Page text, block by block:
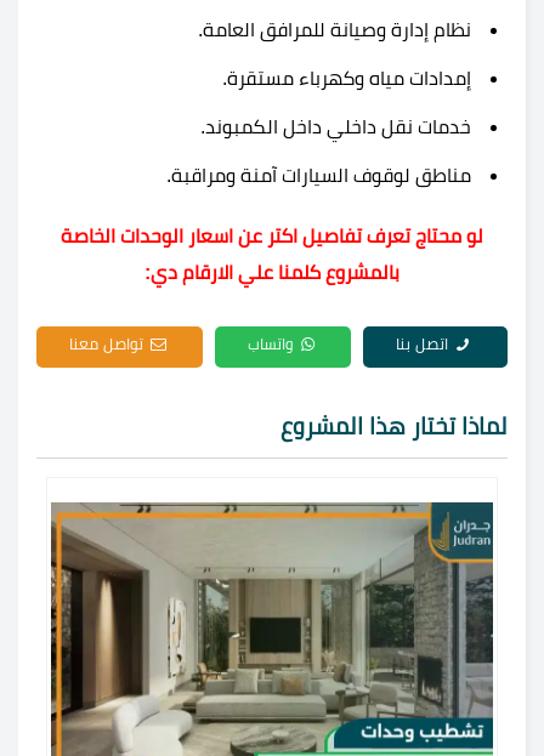
نظام إدارة وصيانة للمرافق العامة.
إمدادات مياه وكهرباء مستقرة.
خدمات نقل داخلي داخل الكمبوند.
مناطق لوقوف السيارات آمنة ومراقبة.
لو محتاج تعرف تفاصيل اكتر عن اسعار الوحدات الخاصة
بالمشروع كلمنا علي الارقام دي:
اتصل بنا واتساب تواصل معنا
لماذا تختار هذا المشروع